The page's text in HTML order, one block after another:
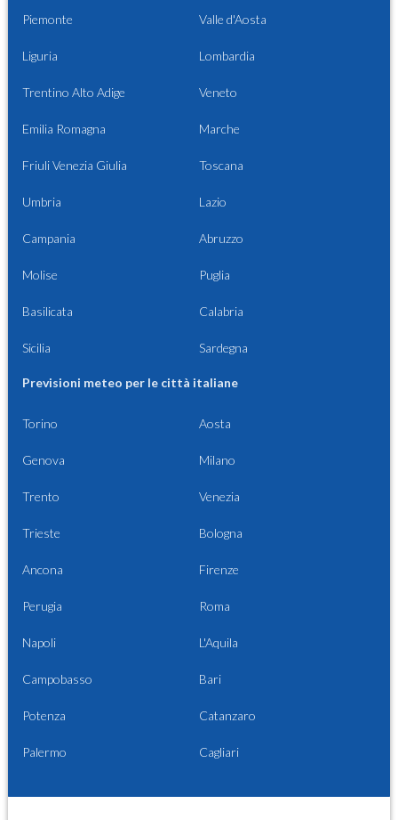
Piemonte Valle d'Aosta
Liguria Lombardia
Trentino Alto Adige Veneto
Emilia Romagna Marche
Friuli Venezia Giulia Toscana
Umbria Lazio
Campania Abruzzo
Molise Puglia
Basilicata Calabria
Sicilia Sardegna
Previsioni meteo per le città italiane
Torino Aosta
Genova Milano
Trento Venezia
Trieste Bologna
Ancona Firenze
Perugia Roma
Napoli L'Aquila
Campobasso Bari
Potenza Catanzaro
Palermo Cagliari